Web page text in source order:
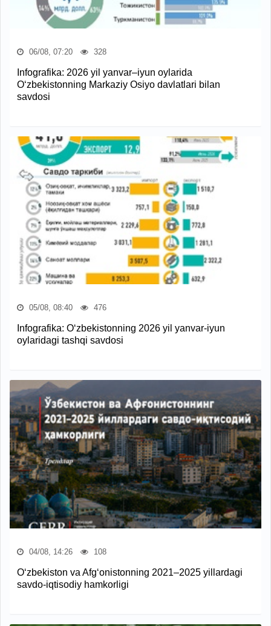
06/08, 07:20 328
Infografika: 2026 yil yanvar–iyun oylarida
O‘zbekistonning Markaziy Osiyo davlatlari bilan
savdosi
05/08, 08:40 476
Infografika: O‘zbekistonning 2026 yil yanvar-iyun
oylaridagi tashqi savdosi
04/08, 14:26 108
O‘zbekiston va Afg‘onistonning 2021–2025 yillardagi
savdo-iqtisodiy hamkorligi